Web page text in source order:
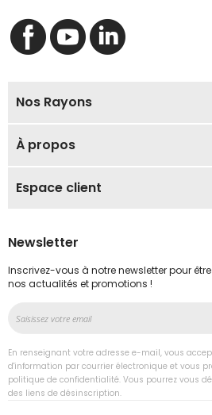
Nos Rayons
À propos
Espace client
Newsletter
Inscrivez-vous à notre newsletter pour
nos actualités et promotions !
notre
lettre
d’information
:
En renseignant votre adresse e-mail, vous
d'information par courrier électronique et vous
politique de confidentialité. Vous pourrez vous
des liens de désinscription.